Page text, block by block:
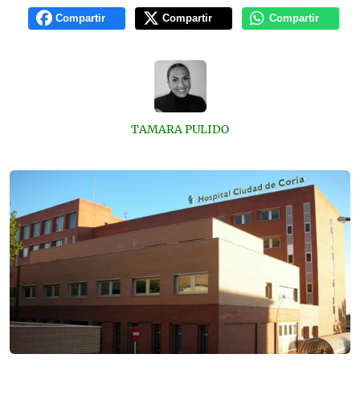
Compartir Compartir Compartir
TAMARA PULIDO